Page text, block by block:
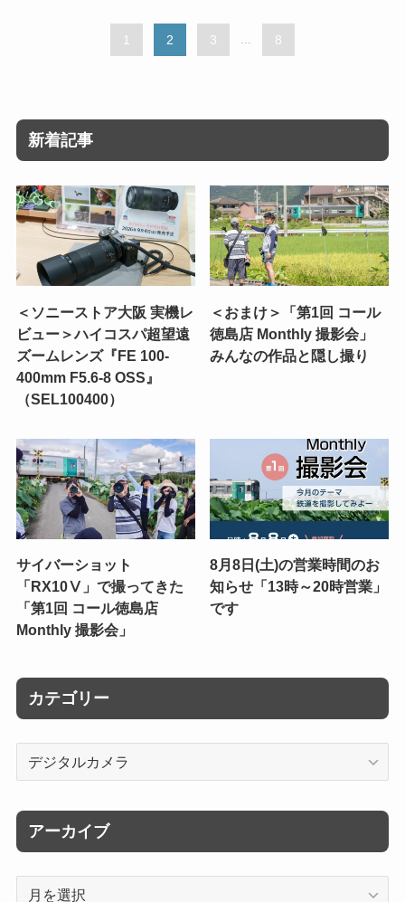
1 2 3 8
新着記事
＜ソニーストア大阪 実機レ
ビュー＞ハイコスパ超望遠
ズームレンズ『FE 100-
400mm F5.6-8 OSS』
（SEL100400）
＜おまけ＞「第1回 コール
徳島店 Monthly 撮影会」
みんなの作品と隠し撮り
サイバーショット
「RX10Ⅴ」で撮ってきた
「第1回 コール徳島店
Monthly 撮影会」
8月8日(土)の営業時間のお
知らせ「13時～20時営業」
です
カテゴリー
リ
ー
アーカイブ